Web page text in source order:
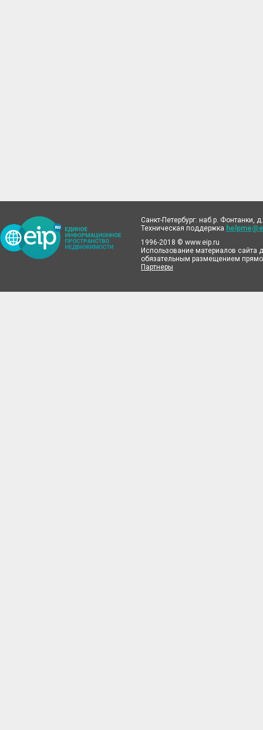
Санкт-Петербург: наб.р. Фонтанки,
Техническая поддержка
1996-2018 © www.eip.ru
Использование материалов сайта
обязательным размещением
Партнеры